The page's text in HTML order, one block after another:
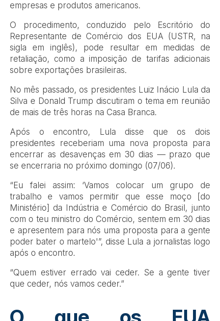
empresas e produtos americanos.
O procedimento, conduzido pelo Escritório do
Representante de Comércio dos EUA (USTR, na
sigla em inglês), pode resultar em medidas de
retaliação, como a imposição de tarifas adicionais
sobre exportações brasileiras.
No mês passado, os presidentes Luiz Inácio Lula da
Silva e Donald Trump discutiram o tema em reunião
de mais de três horas na Casa Branca.
Após o encontro, Lula disse que os dois
presidentes receberiam uma nova proposta para
encerrar as desavenças em 30 dias — prazo que
se encerraria no próximo domingo (07/06).
“Eu falei assim: ‘Vamos colocar um grupo de
trabalho e vamos permitir que esse moço [do
Ministério] da Indústria e Comércio do Brasil, junto
com o teu ministro do Comércio, sentem em 30 dias
e apresentem para nós uma proposta para a gente
poder bater o martelo'”, disse Lula a jornalistas logo
após o encontro.
“Quem estiver errado vai ceder. Se a gente tiver
que ceder, nós vamos ceder.”